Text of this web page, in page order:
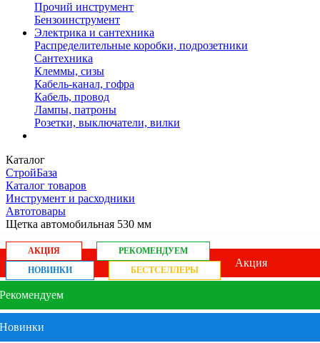
Прочий инструмент
Бензоинструмент
Электрика и сантехника
Распределительные коробки, подрозетники
Сантехника
Клеммы, сизы
Кабель-канал, гофра
Кабель, провод
Лампы, патроны
Розетки, выключатели, вилки
Каталог
СтройБаза
Каталог товаров
Инструмент и расходники
Автотовары
Щетка автомобильная 530 мм
АКЦИЯ
РЕКОМЕНДУЕМ
НОВИНКИ
БЕСТСЕЛЛЕРЫ
Акция
Рекомендуем
Новинки